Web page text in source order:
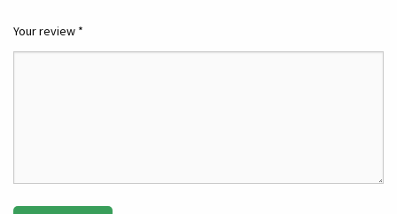
Your review *